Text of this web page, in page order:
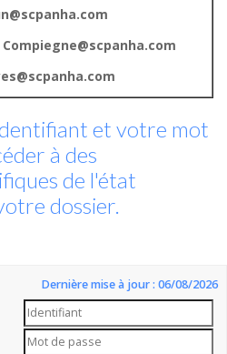
et votre mot
à des
de l'état
dossier.
Dernière mise à jour : 06/08/2026